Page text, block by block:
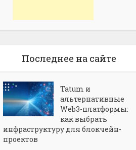
Последнее на сайте
Tatum и
альтернативные
Web3-платформы:
как выбрать
инфраструктуру для блокчейн-
проектов